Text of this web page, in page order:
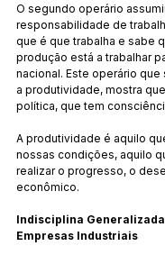
O segundo operário
responsabilidade de
que é que trabalha e sabe
produção está a trabalhar
nacional. Este operário
a produtividade, mostra
política, que tem
A produtividade é aquilo
nossas condições, aquilo
realizar o progresso, o
econômico.
Indisciplina
Empresas Industriais